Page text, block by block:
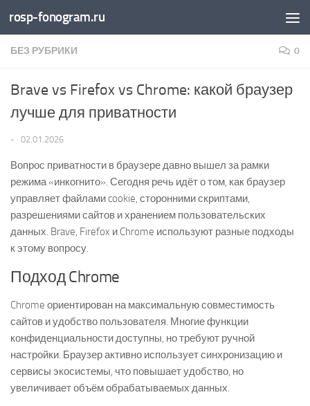
Перейти к содержимому
rosp-fonogram.ru
БЕЗ РУБРИКИ 0
Brave vs Firefox vs Chrome: какой браузер
лучше для приватности
- · 02.01.2026
Вопрос приватности в браузере давно вышел за рамки
режима «инкогнито». Сегодня речь идёт о том, как браузер
управляет файлами cookie, сторонними скриптами,
разрешениями сайтов и хранением пользовательских
данных. Brave, Firefox и Chrome используют разные подходы
к этому вопросу.
Подход Chrome
Chrome ориентирован на максимальную совместимость
сайтов и удобство пользователя. Многие функции
конфиденциальности доступны, но требуют ручной
настройки. Браузер активно использует синхронизацию и
сервисы экосистемы, что повышает удобство, но
увеличивает объём обрабатываемых данных.